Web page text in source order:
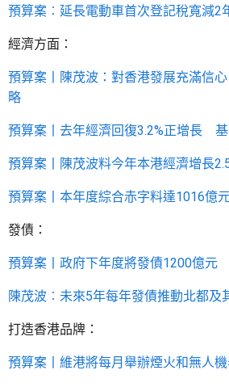
預算案︰延長電動車首次登記稅寬減
經濟方面：
預算案丨陳茂波：對香港發展充滿信
略
預算案丨去年經濟回復3.2%正增長 基
預算案丨陳茂波料今年本港經濟增長
預算案丨本年度綜合赤字料達1016億
發債：
預算案丨政府下年度將發債1200億元
陳茂波︰未來5年每年發債推動北都及
打造香港品牌：
預算案丨維港將每月舉辦煙火和無人